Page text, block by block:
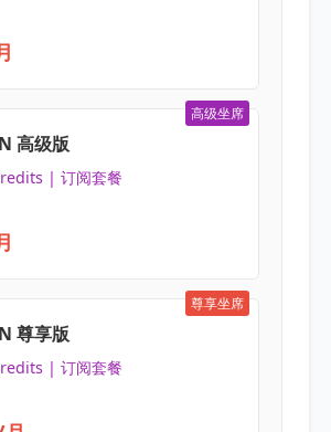
高级坐席
高级版
| 订阅套餐
尊享坐席
尊享版
| 订阅套餐